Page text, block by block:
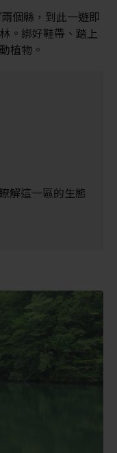
兩個縣，到此一遊即
。綁好鞋帶、踏上
植物。
解這一區的生態